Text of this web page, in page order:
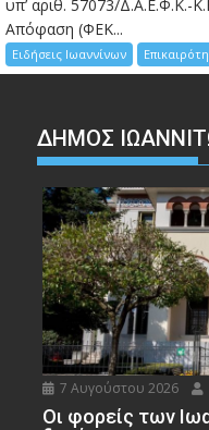
υπ’ αριθ. 57073/Δ.Α.Ε.Φ.Κ.-
Απόφαση (ΦΕΚ...
Ειδήσεις Ιωαννίνων
ΔΗΜΟΣ
7 Αυγούστου 2026
Οι φορείς των